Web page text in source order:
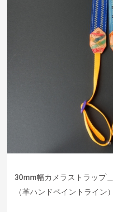
30mm幅カメラストラップ
（革ハンドペイントライン）